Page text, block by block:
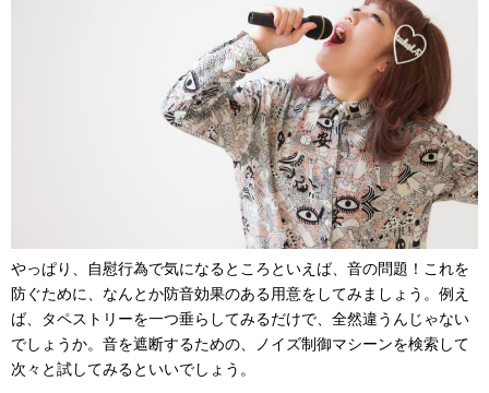
やっぱり、自慰行為で気になるところといえば、音の問題！これを
防ぐために、なんとか防音効果のある用意をしてみましょう。例え
ば、タペストリーを一つ垂らしてみるだけで、全然違うんじゃない
でしょうか。音を遮断するための、ノイズ制御マシーンを検索して
次々と試してみるといいでしょう。